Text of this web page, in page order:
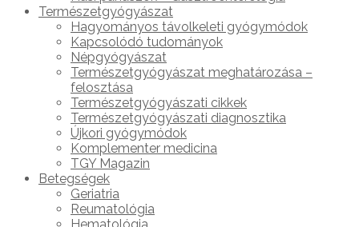
Természetgyógyászat
Hagyományos távolkeleti gyógymódok
Kapcsolódó tudományok
Népgyógyászat
Természetgyógyászat meghatározása –
felosztása
Természetgyógyászati cikkek
Természetgyógyászati diagnosztika
Újkori gyógymódok
Komplementer medicina
TGY Magazin
Betegségek
Geriatria
Reumatológia